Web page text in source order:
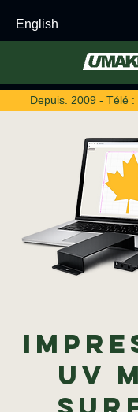
English
Depuis. 2009 - Télé :
UV